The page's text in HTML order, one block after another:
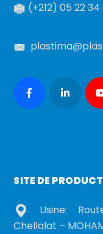
(+212) 05 22 34
SITE DE
Usine:
Chellalat –